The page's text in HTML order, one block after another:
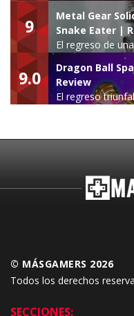
9
Metal Gear
Snake Eater |
El regreso de
leyenda
9.0
Dragon Ball
Review
El regreso
© MÁSGAMERS 2026
Todos los derechos
SECCIONES: